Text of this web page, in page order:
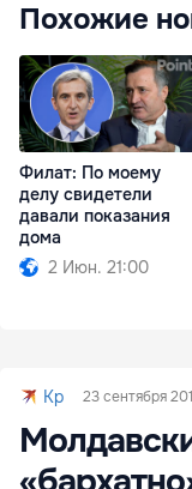
Похожие
Филат: По моему
делу свидетели
давали показания
дома
2 Июн. 21:00
Kp 23 сентября